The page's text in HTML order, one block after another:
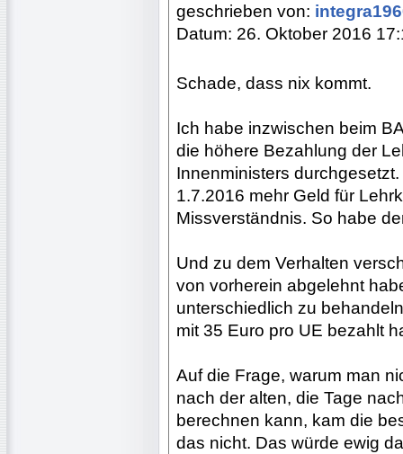
geschrieben von:
Datum: 26. Oktober 2016
Schade, dass nix kommt.
Ich habe inzwischen beim
die höhere Bezahlung der
Innenministers
1.7.2016 mehr Geld für
Missverständnis. So habe
Und zu dem Verhalten
von vorherein abgelehnt
unterschiedlich zu
mit 35 Euro pro UE bezahlt
Auf die Frage, warum man
nach der alten, die Tage
berechnen kann, kam die
das nicht. Das würde ewig